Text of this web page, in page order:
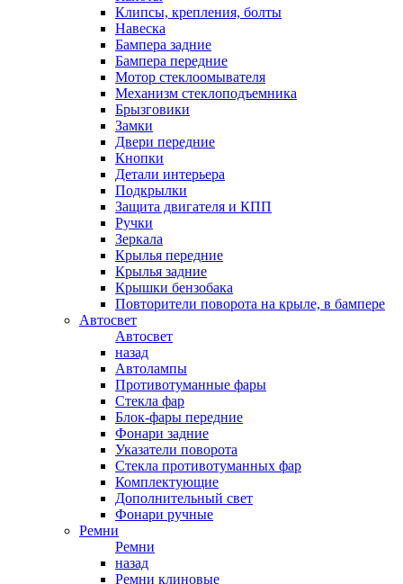
Клипсы, крепления, болты
Навеска
Бампера задние
Бампера передние
Мотор стеклоомывателя
Механизм стеклоподъемника
Брызговики
Замки
Двери передние
Кнопки
Детали интерьера
Подкрылки
Защита двигателя и КПП
Ручки
Зеркала
Крылья передние
Крылья задние
Крышки бензобака
Повторители поворота на крыле, в бампере
Автосвет
Автосвет
назад
Автолампы
Противотуманные фары
Стекла фар
Блок-фары передние
Фонари задние
Указатели поворота
Стекла противотуманных фар
Комплектующие
Дополнительный свет
Фонари ручные
Ремни
Ремни
назад
Ремни клиновые